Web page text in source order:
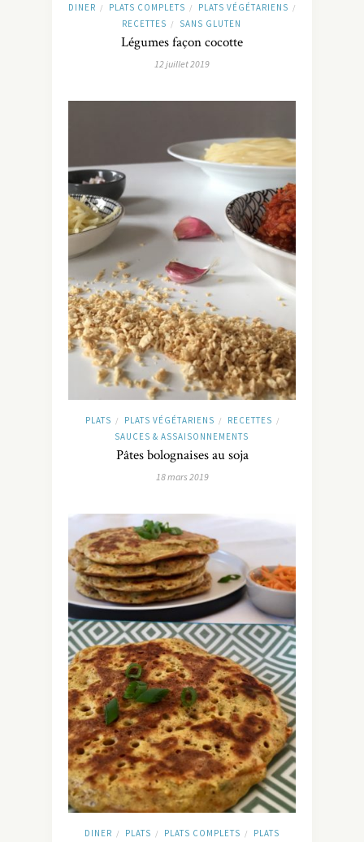
DINER / PLATS COMPLETS / PLATS VÉGÉTARIENS /
RECETTES / SANS GLUTEN
Légumes façon cocotte
12 juillet 2019
PLATS / PLATS VÉGÉTARIENS / RECETTES /
SAUCES & ASSAISONNEMENTS
Pâtes bolognaises au soja
18 mars 2019
DINER / PLATS / PLATS COMPLETS /
PLATS